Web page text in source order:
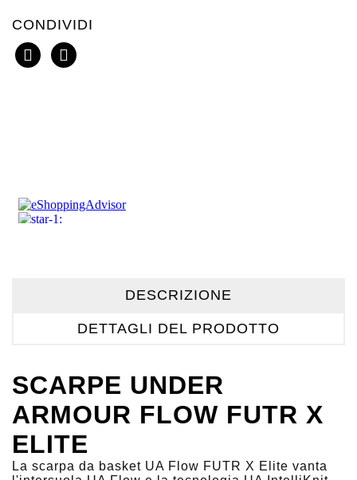
CONDIVIDI
DESCRIZIONE
DETTAGLI DEL PRODOTTO
SCARPE UNDER
ARMOUR FLOW FUTR X
ELITE
La scarpa da basket UA Flow FUTR X Elite vanta